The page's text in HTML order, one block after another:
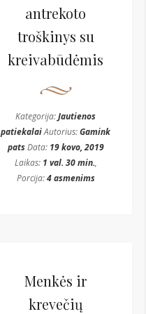
antrekoto
troškinys su
kreivabūdėmis
Kategorija:Jautienos
patiekalaiAutorius:Gamink
patsData: 19 kovo, 2019
Laikas: 1 val. 30 min.,
Porcija:4 asmenims
Menkės ir
krevečių